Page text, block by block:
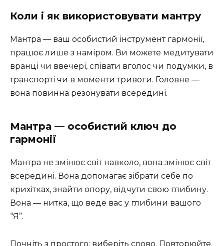
Коли і як використовувати мантру
Мантра — ваш особистий інструмент гармонії,
працює лише з наміром. Ви можете медитувати
вранці чи ввечері, співати вголос чи подумки, в
транспорті чи в моменти тривоги. Головне —
вона повинна резонувати всередині.
Мантра — особистий ключ до
гармонії
Мантра не змінює світ навколо, вона змінює світ
всередині. Вона допомагає зібрати себе по
крихітках, знайти опору, відчути свою глибину.
Вона — нитка, що веде вас у глибини вашого
“Я”.
Почніть з простого: виберіть слово. Повторюйте.